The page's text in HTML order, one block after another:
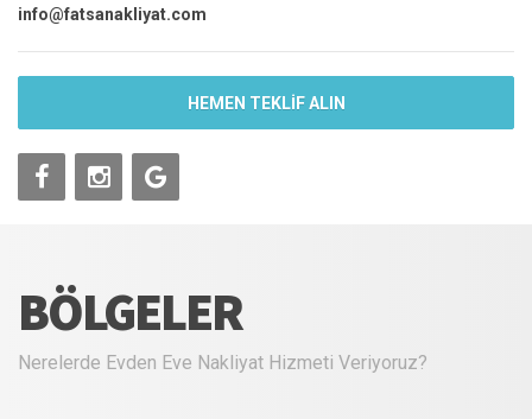
info@fatsanakliyat.com
HEMEN TEKLİF ALIN
BÖLGELER
Nerelerde Evden Eve Nakliyat Hizmeti Veriyoruz?